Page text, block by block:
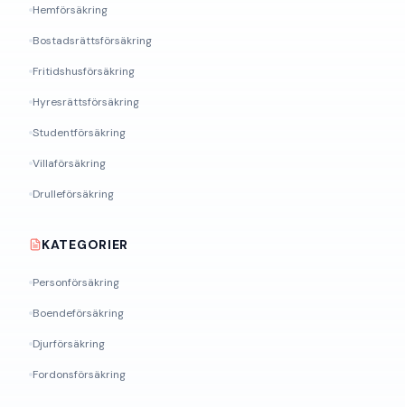
Hemförsäkring
Bostadsrättsförsäkring
Fritidshusförsäkring
Hyresrättsförsäkring
Studentförsäkring
Villaförsäkring
Drulleförsäkring
KATEGORIER
Personförsäkring
Boendeförsäkring
Djurförsäkring
Fordonsförsäkring